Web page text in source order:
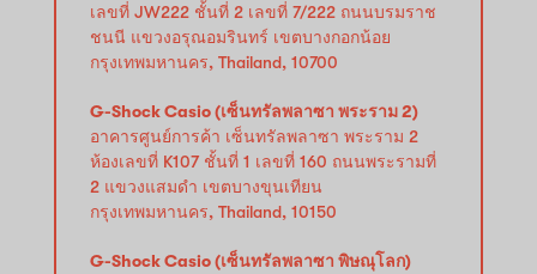
เลขที่ JW222 ชั้นที่ 2 เลขที่ 7/222 ถนนบรมราช
ชนนี แขวงอรุณอมรินทร์ เขตบางกอกน้อย
กรุงเทพมหานคร, Thailand, 10700
G-Shock Casio (เซ็นทรัลพลาซา พระราม 2)
อาคารศูนย์การค้า เซ็นทรัลพลาซา พระราม 2
ห้องเลขที่ K107 ชั้นที่ 1 เลขที่ 160 ถนนพระรามที่
2 แขวงแสมดำ เขตบางขุนเทียน
กรุงเทพมหานคร, Thailand, 10150
G-Shock Casio (เซ็นทรัลพลาซา พิษณุโลก)